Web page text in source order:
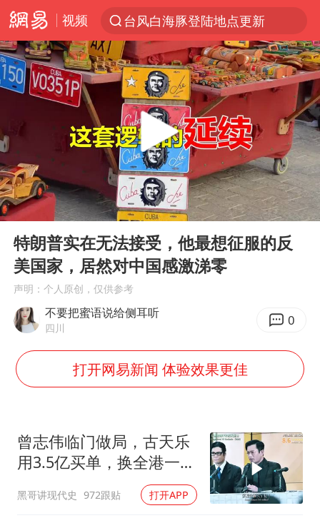
视频
台风白海豚登陆地点更新
以“新”破局 首发经济点亮城市消费活力
台风白海豚进入48小时警戒线
中方回应是否在太平洋海底开采稀土
台风白海豚影响中国已成定局
佛得角门将亮相智利俱乐部主场
看守所辅警收受10万获刑1年
陈熠叫医疗暂停被驳回 带伤遭逆转
多地要求领导干部带头休假
U17国足1分钟轰2球
27岁女子成组织卖淫集团主犯被通缉
“China Cool”成海外热词
房主任回应争议
宇树科技王兴兴身家有望超200亿元
中国养老床位“三连降”
哪吒汽车南宁工厂设备降价20%拍卖
奋进开新局 实干挑大梁
Play
00:00 06:06
特朗普实在无法接受，他最想征服的反
美国家，居然对中国感激涕零
声明：个人原创，仅供参考
不要把蜜语说给侧耳听
四川 0
打开网易新闻 体验效果更佳
曾志伟临门做局，古天乐
用3.5亿买单，换全港一声
黑哥讲现代史 972跟贴 打开APP